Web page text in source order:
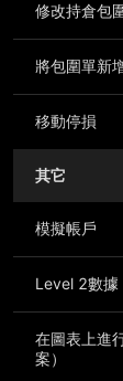
修改持倉包
將包圍單新
移動停損
其它
模擬帳戶
Level 2數據
在圖表上進
案）